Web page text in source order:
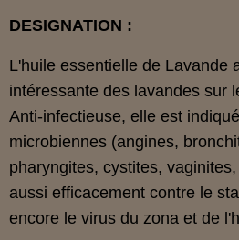
DESIGNATION :
L'huile essentielle de Lavande
intéressante des lavandes sur
Anti-infectieuse, elle est
microbiennes (angines,
pharyngites, cystites,
aussi efficacement contre le
encore le virus du zona et de